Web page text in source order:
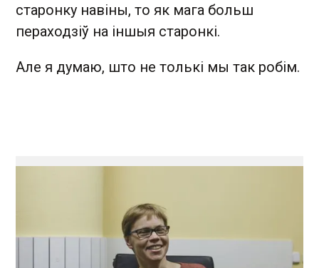
старонку навіны, то як мага больш
пераходзіў на іншыя старонкі.
Але я думаю, што не толькі мы так робім.